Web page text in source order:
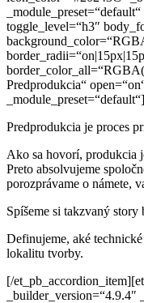
toggle_level=“h3″
Predprodukcia“
_module_preset=“default“]
Predprodukcia je proces
Ako sa hovorí, produkcia
Preto absolvujeme
porozprávame o námete,
Spíšeme si takzvaný story
Definujeme, aké
lokalitu tvorby.
[/